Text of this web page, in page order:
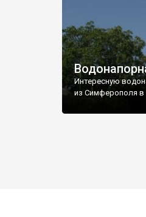
Интересную
из Симферополя в